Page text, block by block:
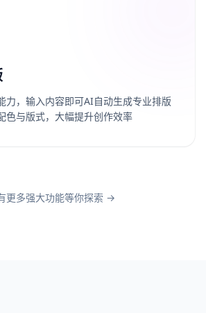
力，输入内容即可AI自动生成专业排版
色与版式，大幅提升创作效率
更多强大功能等你探索 →